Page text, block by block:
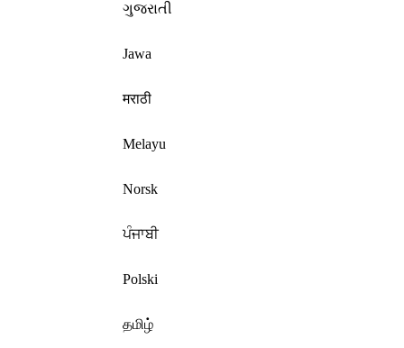
ગુજરાતી
Jawa
मराठी
Melayu
Norsk
ਪੰਜਾਬੀ
Polski
தமிழ்